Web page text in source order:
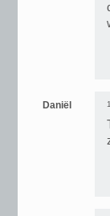
Daniël